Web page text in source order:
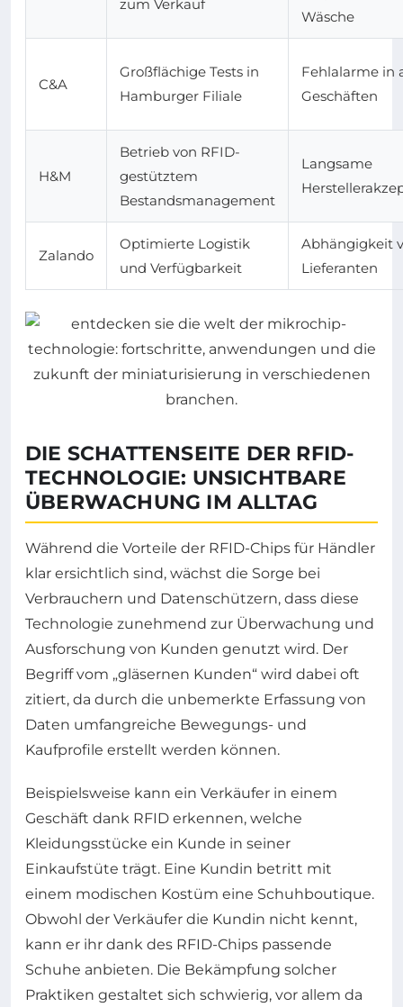
zum Verkauf
Wäsche
C&A
Großflächige Tests in
Hamburger Filiale
Fehlalarme in
Geschäften
H&M
Betrieb von RFID-
gestütztem
Bestandsmanagement
Langsame
Zalando
Optimierte Logistik
und Verfügbarkeit
Abhängigkeit
Lieferanten
DIE SCHATTENSEITE DER RFID-
TECHNOLOGIE: UNSICHTBARE
ÜBERWACHUNG IM ALLTAG
Während die Vorteile der RFID-Chips für Händler
klar ersichtlich sind, wächst die Sorge bei
Verbrauchern und Datenschützern, dass diese
Technologie zunehmend zur Überwachung und
Ausforschung von Kunden genutzt wird. Der
Begriff vom „gläsernen Kunden“ wird dabei oft
zitiert, da durch die unbemerkte Erfassung von
Daten umfangreiche Bewegungs- und
Kaufprofile erstellt werden können.
Beispielsweise kann ein Verkäufer in einem
Geschäft dank RFID erkennen, welche
Kleidungsstücke ein Kunde in seiner
Einkaufstüte trägt. Eine Kundin betritt mit
einem modischen Kostüm eine Schuhboutique.
Obwohl der Verkäufer die Kundin nicht kennt,
kann er ihr dank des RFID-Chips passende
Schuhe anbieten. Die Bekämpfung solcher
Praktiken gestaltet sich schwierig, vor allem da